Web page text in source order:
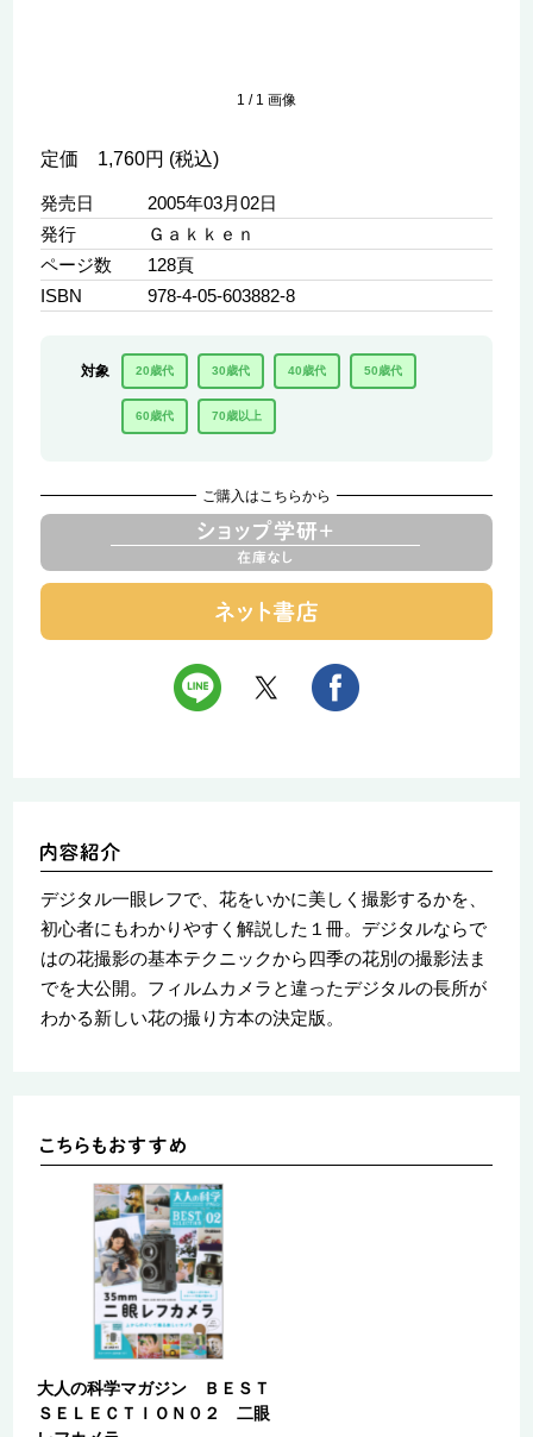
1 / 1 画像
定価 1,760円 (税込)
発売日
2005年03月02日
発行
Ｇａｋｋｅｎ
ページ数
128頁
ISBN
978-4-05-603882-8
対象 20歳代 30歳代 40歳代 50歳代
60歳代 70歳以上
ご購入はこちらから
デジタル一眼レフで、花をいかに美しく撮影するかを、
初心者にもわかりやすく解説した１冊。デジタルならで
はの花撮影の基本テクニックから四季の花別の撮影法ま
でを大公開。フィルムカメラと違ったデジタルの長所が
わかる新しい花の撮り方本の決定版。
大人の科学マガジン ＢＥＳＴ
ＳＥＬＥＣＴＩＯＮ０２ 二眼